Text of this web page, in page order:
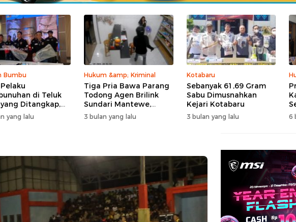
Bumbu
di Teluk
Ditangkap,
Motif
Kesal Tak
yang lalu
Hukum &amp; Kriminal
Tiga Pria Bawa Parang
Todong Agen Brilink
Sundari Mantewe,
Penjaga Kios Sempat
3 bulan yang lalu
Kotabaru
Sebanyak 61,69 Gram
Sabu Dimusnahkan
Kejari Kotabaru
3 bulan yang lalu 6